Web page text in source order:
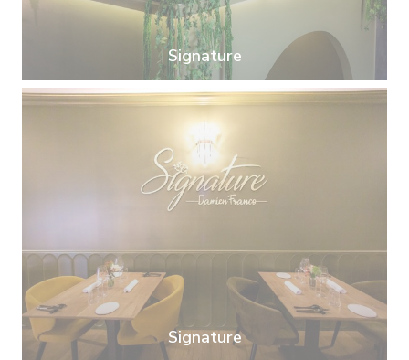
Signature
Signature